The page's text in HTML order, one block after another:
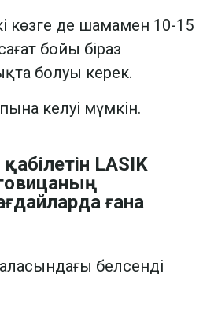
көзге де шамамен 10-15
бойы біраз
болуы керек.
келуі мүмкін.
LASIK
ғана
белсенді